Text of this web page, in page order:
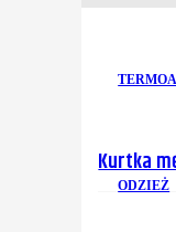
ODZIEŻ
Kurtka